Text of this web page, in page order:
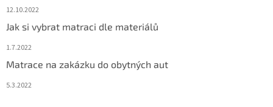
12.10.2022
Jak si vybrat matraci dle materiálů
1.7.2022
Matrace na zakázku do obytných aut
5.3.2022